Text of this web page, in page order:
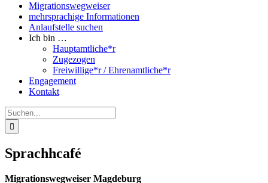
Migrationswegweiser
mehrsprachige Informationen
Anlaufstelle suchen
Ich bin …
Hauptamtliche*r
Zugezogen
Freiwillige*r / Ehrenamtliche*r
Engagement
Kontakt
Suche
nach:
Sprachhcafé
Migrationswegweiser Magdeburg